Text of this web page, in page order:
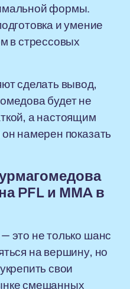
формы.
и умение
в стрессовых
сделать вывод,
будет не
а настоящим
намерен показать
PFL и MMA в
это не только шанс
на вершину, но
свои
смешанных